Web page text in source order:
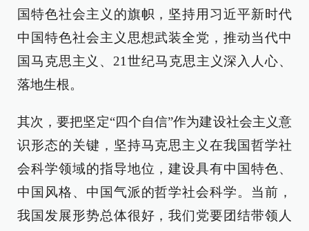
国特色社会主义的旗帜，坚持用习近平新时代
中国特色社会主义思想武装全党，推动当代中
国马克思主义、21世纪马克思主义深入人心、
落地生根。
其次，要把坚定“四个自信”作为建设社会主义意
识形态的关键，坚持马克思主义在我国哲学社
会科学领域的指导地位，建设具有中国特色、
中国风格、中国气派的哲学社会科学。当前，
我国发展形势总体很好，我们党要团结带领人